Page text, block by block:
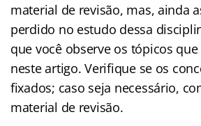
material de revisão, mas, ainda
perdido no estudo dessa
que você observe os tópicos
neste artigo. Verifique se os
fixados; caso seja necessário,
material de revisão.